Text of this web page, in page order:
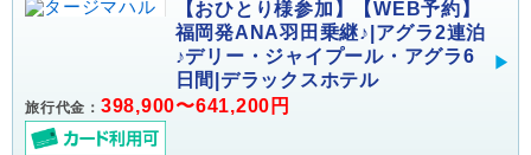
【おひとり様参加】【WEB予約】
福岡発ANA羽田乗継♪|アグラ2連泊
♪デリー・ジャイプール・アグラ6
日間|デラックスホテル
旅行代金： 398,900〜641,200円